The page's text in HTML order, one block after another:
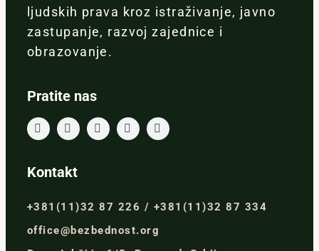
ljudskih prava kroz istraživanje, javno
zastupanje, razvoj zajednice i
obrazovanje.
Pratite nas
Kontakt
+381(11)32 87 226 / +381(11)32 87 334
office@bezbednost.org